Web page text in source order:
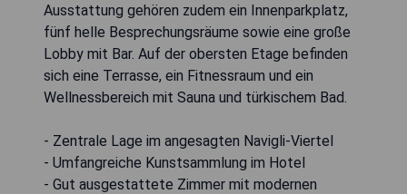
Ausstattung gehören zudem ein Innenparkplatz,
fünf helle Besprechungsräume sowie eine große
Lobby mit Bar. Auf der obersten Etage befinden
sich eine Terrasse, ein Fitnessraum und ein
Wellnessbereich mit Sauna und türkischem Bad.
- Zentrale Lage im angesagten Navigli-Viertel
- Umfangreiche Kunstsammlung im Hotel
- Gut ausgestattete Zimmer mit modernen